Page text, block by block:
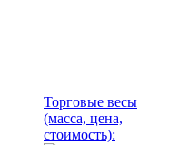
Торговые весы
(масса, цена,
стоимость):